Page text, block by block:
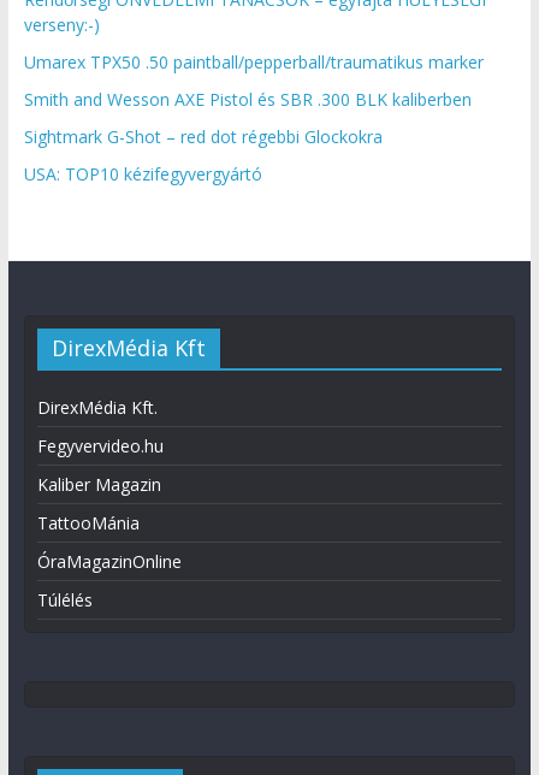
verseny:-)
Umarex TPX50 .50 paintball/pepperball/traumatikus marker
Smith and Wesson AXE Pistol és SBR .300 BLK kaliberben
Sightmark G-Shot – red dot régebbi Glockokra
USA: TOP10 kézifegyvergyártó
DirexMédia Kft
DirexMédia Kft.
Fegyvervideo.hu
Kaliber Magazin
TattooMánia
ÓraMagazinOnline
Túlélés